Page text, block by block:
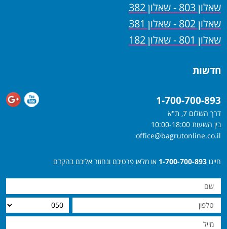
שאלון 803 - שאלון 382
שאלון 802 - שאלון 381
שאלון 801 - שאלון 182
חדשות
1-700-700-893
דרך השלום 7, ת"א
בין השעות 10:00-18:00
office@bagrutonline.co.il
חייגו 1-700-700-893 או מלאו פרטיכם ונחזור אליכם בהקדם